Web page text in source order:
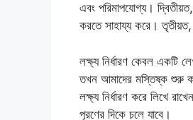
এবং পরিমাপযোগ্য।
করতে সাহায্য করে।
লক্ষ্য নির্ধারণ কেবল একটি
তখন আমাদের মস্তিষ্ক শুরু
লক্ষ্য নির্ধারণ করে লিখে
পূরণের দিকে চলে যাবে।